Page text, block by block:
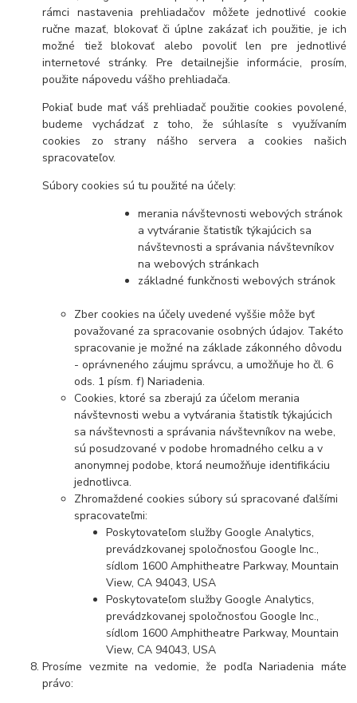
rámci nastavenia prehliadačov môžete jednotlivé cookie
ručne mazať, blokovať či úplne zakázať ich použitie, je ich
možné tiež blokovať alebo povoliť len pre jednotlivé
internetové stránky. Pre detailnejšie informácie, prosím,
použite nápovedu vášho prehliadača.
Pokiaľ bude mať váš prehliadač použitie cookies povolené,
budeme vychádzať z toho, že súhlasíte s využívaním
cookies zo strany nášho servera a cookies našich
spracovateľov.
Súbory cookies sú tu použité na účely:
merania návštevnosti webových stránok
a vytváranie štatistík týkajúcich sa
návštevnosti a správania návštevníkov
na webových stránkach
základné funkčnosti webových stránok
Zber cookies na účely uvedené vyššie môže byť
považované za spracovanie osobných údajov. Takéto
spracovanie je možné na základe zákonného dôvodu
- oprávneného záujmu správcu, a umožňuje ho čl. 6
ods. 1 písm. f) Nariadenia.
Cookies, ktoré sa zberajú za účelom merania
návštevnosti webu a vytvárania štatistík týkajúcich
sa návštevnosti a správania návštevníkov na webe,
sú posudzované v podobe hromadného celku a v
anonymnej podobe, ktorá neumožňuje identifikáciu
jednotlivca.
Zhromaždené cookies súbory sú spracované ďalšími
spracovateľmi:
Poskytovateľom služby Google Analytics,
prevádzkovanej spoločnosťou Google Inc.,
sídlom 1600 Amphitheatre Parkway, Mountain
View, CA 94043, USA
Poskytovateľom služby Google Analytics,
prevádzkovanej spoločnosťou Google Inc.,
sídlom 1600 Amphitheatre Parkway, Mountain
View, CA 94043, USA
Prosíme vezmite na vedomie, že podľa Nariadenia máte
právo: